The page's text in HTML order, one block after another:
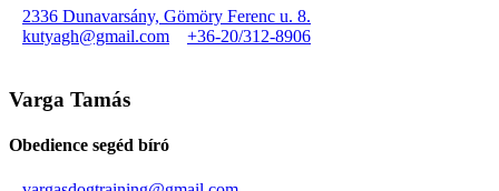
2336 Dunavarsány, Gömöry Ferenc u. 8.
kutyagh@gmail.com
+36-20/312-8906
Varga Tamás
Obedience segéd bíró